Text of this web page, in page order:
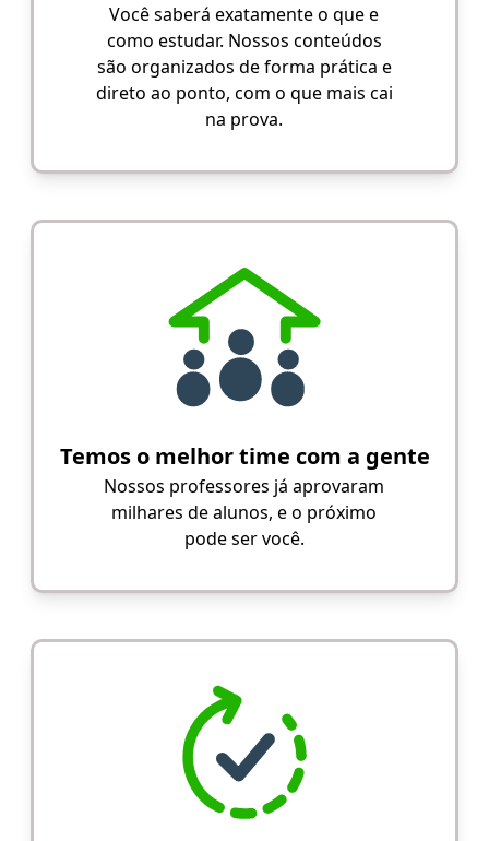
Você saberá exatamente o que e
como estudar. Nossos conteúdos
são organizados de forma prática e
direto ao ponto, com o que mais cai
na prova.
Temos o melhor time com a gente
Nossos professores já aprovaram
milhares de alunos, e o próximo
pode ser você.